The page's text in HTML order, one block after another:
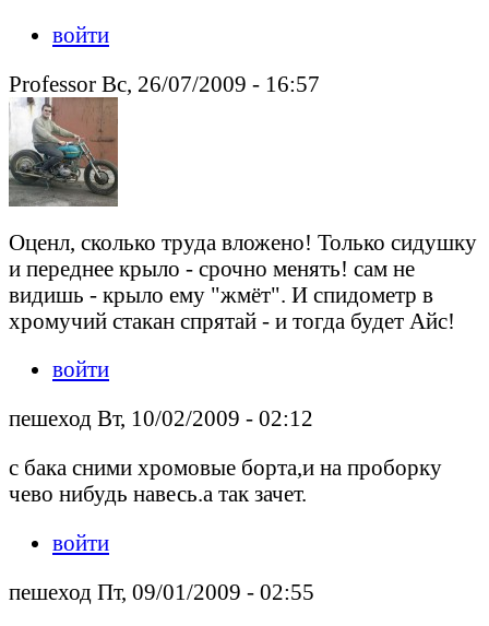
войти
Professor Вс, 26/07/2009 - 16:57
Оценл, сколько труда вложено! Только сидушку
и переднее крыло - срочно менять! сам не
видишь - крыло ему "жмёт". И спидометр в
хромучий стакан спрятай - и тогда будет Айс!
войти
пешеход Вт, 10/02/2009 - 02:12
с бака сними хромовые борта,и на проборку
чево нибудь навесь.а так зачет.
войти
пешеход Пт, 09/01/2009 - 02:55